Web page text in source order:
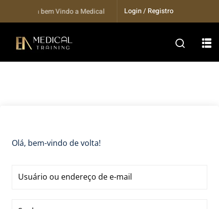
Seja bem Vindo a Medical Training...Login / Registro
Olá, bem-vindo de volta!